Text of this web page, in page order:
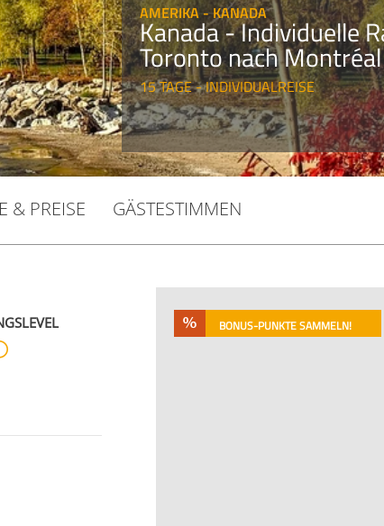
AMERIKA - KANADA
Kanada - Individuelle
Toronto nach Montréal
15 TAGE - INDIVIDUALREISE
& PREISE GÄSTESTIMMEN
BONUS-PUNKTE SAMMELN!